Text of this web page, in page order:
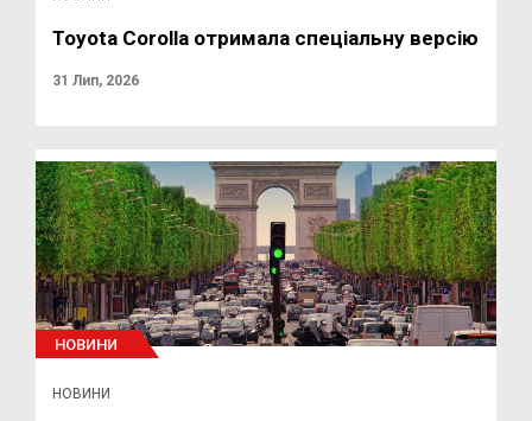
Toyota Corolla отримала спеціальну версію
31 Лип, 2026
НОВИНИ
НОВИНИ